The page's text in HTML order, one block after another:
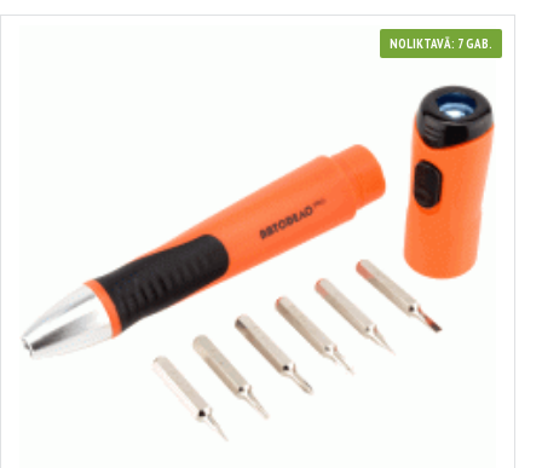
NOLIKTAVĀ: 7 GAB.
36706
Group #5855